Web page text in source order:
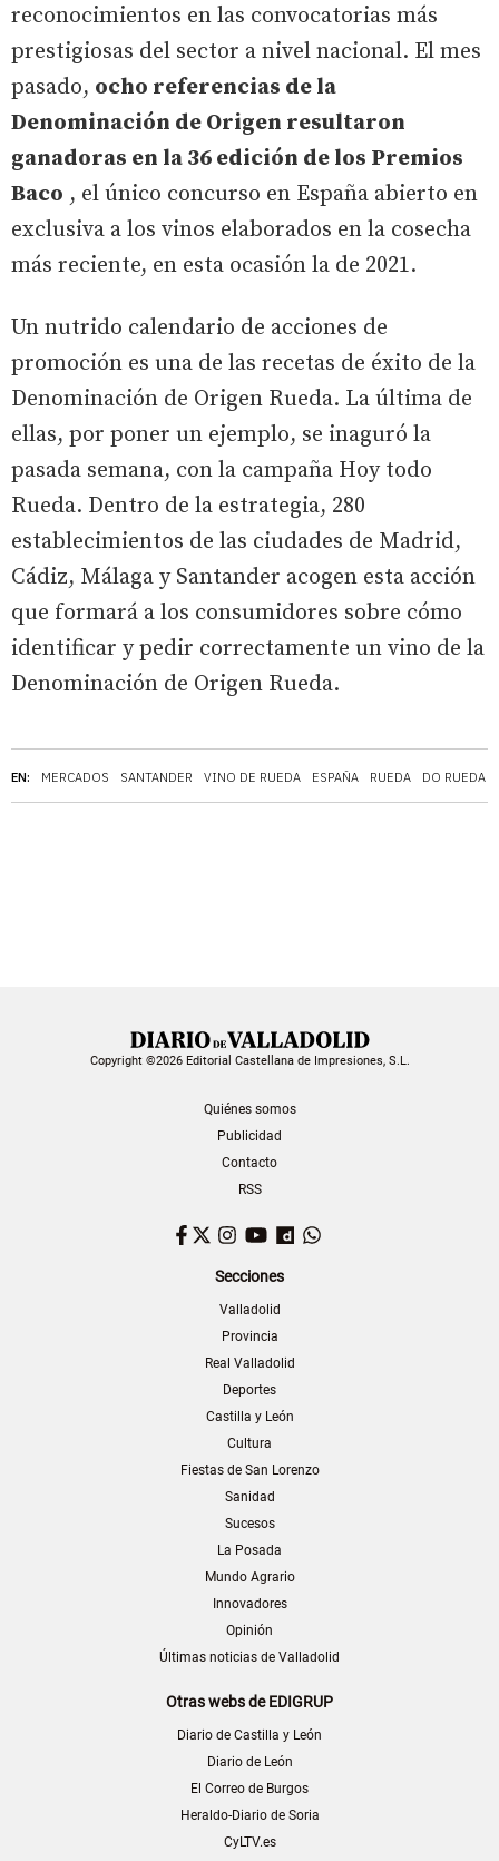
EN: MERCADOS SANTANDER VINO DE RUEDA ESPAÑA RUEDA DO RUEDA
reconocimientos en las convocatorias más
prestigiosas del sector a nivel nacional. El mes
pasado, ocho referencias de la
Denominación de Origen resultaron
ganadoras en la 36 edición de los Premios
Baco , el único concurso en España abierto en
exclusiva a los vinos elaborados en la cosecha
más reciente, en esta ocasión la de 2021.
Un nutrido calendario de acciones de
promoción es una de las recetas de éxito de la
Denominación de Origen Rueda. La última de
ellas, por poner un ejemplo, se inaguró la
pasada semana, con la campaña Hoy todo
Rueda. Dentro de la estrategia, 280
establecimientos de las ciudades de Madrid,
Cádiz, Málaga y Santander acogen esta acción
que formará a los consumidores sobre cómo
identificar y pedir correctamente un vino de la
Denominación de Origen Rueda.
Copyright ©2026 Editorial Castellana de Impresiones, S.L.
Quiénes somos
Publicidad
Contacto
RSS
Facebook
TwitterInstagram
YouTubeDailymotion
Secciones
Valladolid
Provincia
Real Valladolid
Deportes
Castilla y León
Cultura
Fiestas de San Lorenzo
Sanidad
Sucesos
La Posada
Mundo Agrario
Innovadores
Opinión
Últimas noticias de Valladolid
Otras webs de EDIGRUP
Diario de Castilla y León
Diario de León
El Correo de Burgos
Heraldo-Diario de Soria
CyLTV.es